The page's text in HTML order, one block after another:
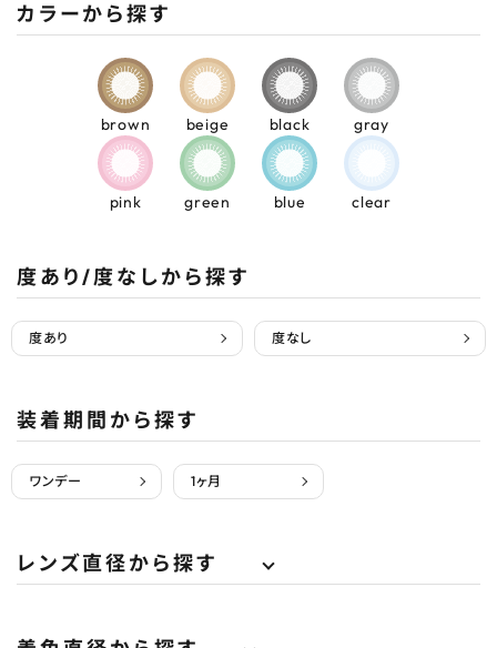
カラーから探す
brown beige black gray
pink green blue clear
度あり/度なしから探す
度あり 度なし
装着期間から探す
ワンデー 1ヶ月
レンズ直径から探す